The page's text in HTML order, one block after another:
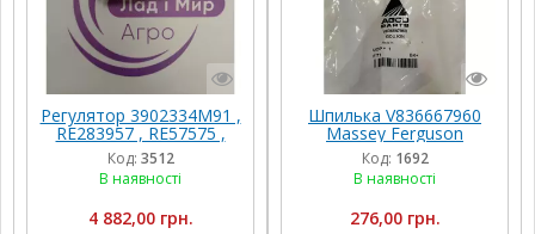
Регулятор 3902334M91 ,
RE283957 , RE57575 ,
RE174764 , AL160578
Код: 3512
В наявності
4 882,00 грн.
Шпилька V836667960
Massey Ferguson
Код: 1692
В наявності
276,00 грн.